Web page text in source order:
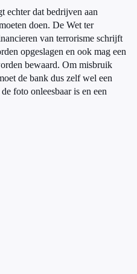
dat bedrijven aan
doen. De Wet ter
van terrorisme schrijft
opgeslagen en ook mag een
bewaard. Om misbruik
de bank dus zelf wel een
foto onleesbaar is en een